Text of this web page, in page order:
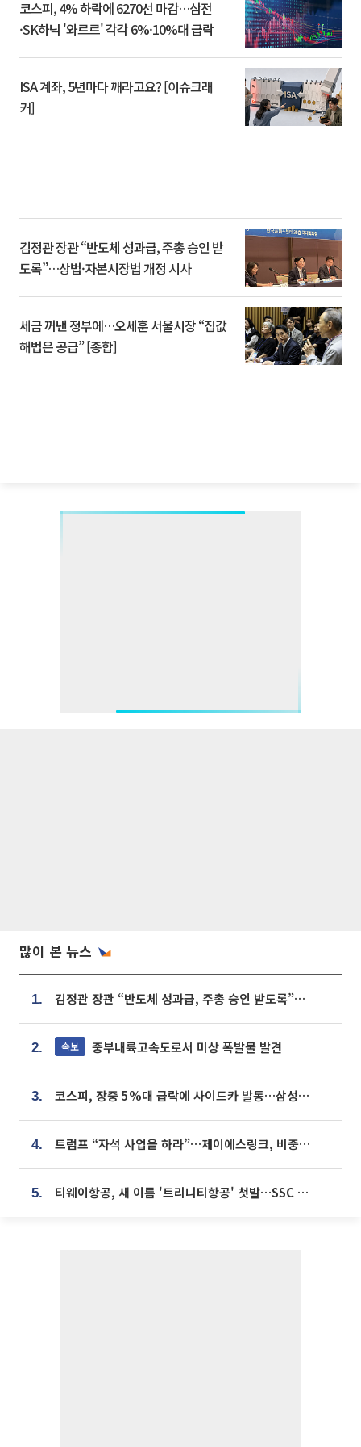
코스피, 4% 하락에 6270선 마감…삼전
·SK하닉 '와르르' 각각 6%·10%대 급락
ISA 계좌, 5년마다 깨라고요? [이슈크래
커]
김정관 장관 “반도체 성과급, 주총 승인 받
도록”…상법·자본시장법 개정 시사
세금 꺼낸 정부에…오세훈 서울시장 “집값
해법은 공급” [종합]
많이 본 뉴스
1. 김정관 장관 “반도체 성과급, 주총 승인 받도록”…상법·자본시장법 개정 시사
2. 속보 중부내륙고속도로서 미상 폭발물 발견
3. 코스피, 장중 5%대 급락에 사이드카 발동…삼성·SK 동반 폭락
4. 트럼프 “자석 사업을 하라”…제이에스링크, 비중국 영구자석 공급망 구축 속도
5. 티웨이항공, 새 이름 '트리니티항공' 첫발…SSC 전략 본격화